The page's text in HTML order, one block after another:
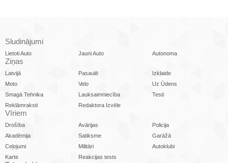
Sludinājumi
Lietoti Auto Jauni Auto Autonoma
Ziņas
Latvijā Pasaulē
Izklaide
Moto
Velo
Uz Ūdens
Smagā Tehnika
Lauksaimniecība
Testi
Reklāmraksti
Redaktora Izvēle
Vīriem
Drošība Avārijas
Policija
Akadēmija
Satiksme
Garāžā
Ceļojumi
Militāri
Autoklubi
Karte
Reakcijas tests